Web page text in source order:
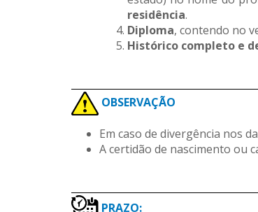
residência.
Diploma, contendo no
Histórico completo e
OBSERVAÇÃO
Em caso de divergência nos
A certidão de nascimento ou
PRAZO: